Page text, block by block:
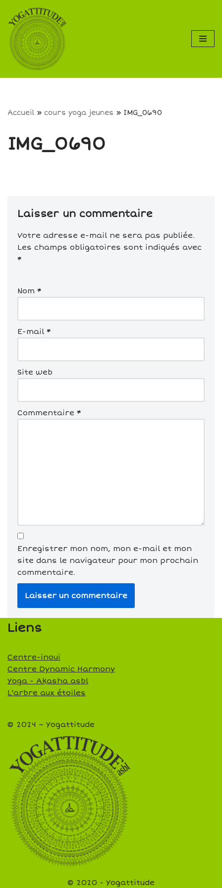
Aller
au
contenu
Accueil » cours yoga jeunes » IMG_0690
IMG_0690
Laisser un commentaire
Votre adresse e-mail ne sera pas publiée.
Les champs obligatoires sont indiqués avec
*
Nom *
E-mail *
Site web
Commentaire *
Enregistrer mon nom, mon e-mail et mon
site dans le navigateur pour mon prochain
commentaire.
Liens
Centre-inoui
Centre Dynamic Harmony
Yoga - Akasha asbl
L'arbre aux étoiles
© 2024 – Yogattitude
© 2020 - Yogattitude